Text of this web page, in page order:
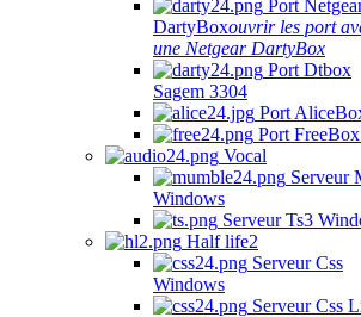
Port
DartyBoxouvrir les port
une Netgear DartyBox
Port Dtbox
Sagem 3304
Port
Port
Vocal
Serveur
Windows
Serveur Ts3
Half life2
Serveur Css
Windows
Serveur Css